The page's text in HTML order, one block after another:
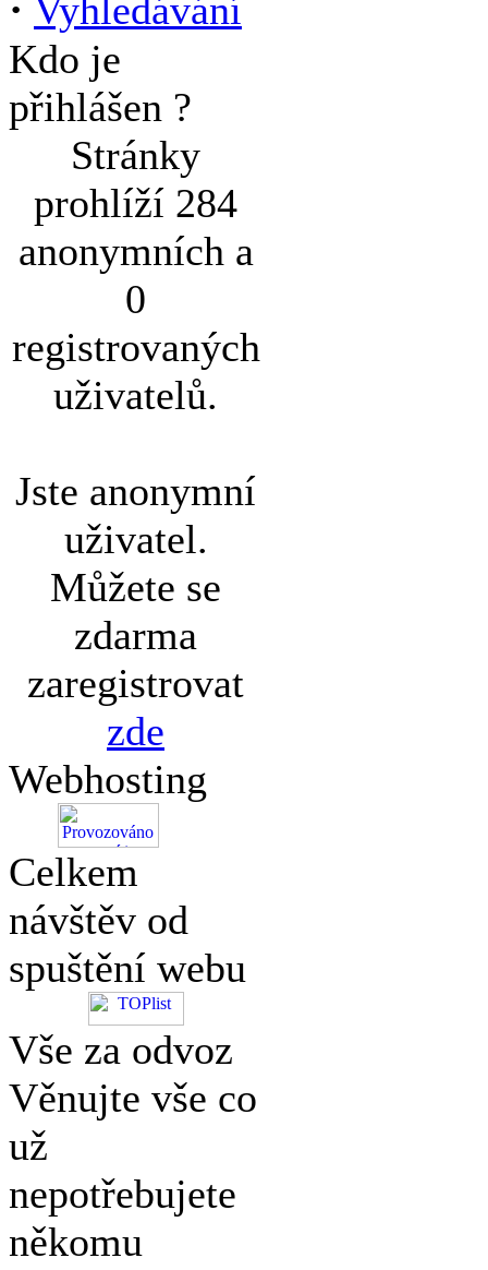
Vyhledávání
Kdo je
přihlášen ?
Stránky
prohlíží 284
anonymních a
0
registrovaných
uživatelů.
Jste anonymní
uživatel.
Můžete se
zdarma
zaregistrovat
zde
Webhosting
Celkem
návštěv od
spuštění webu
Vše za odvoz
Věnujte vše co
už
nepotřebujete
někomu